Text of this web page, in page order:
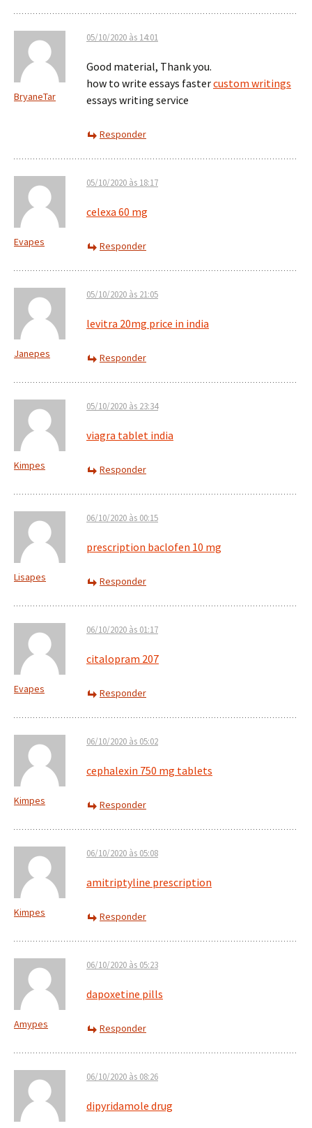
BryaneTar
05/10/2020 às 14:01
Good material, Thank you.
how to write essays fastercustom writings
essays writing service
Responder
Evapes
05/10/2020 às 18:17
celexa 60 mg
Responder
Janepes
05/10/2020 às 21:05
levitra 20mg price in india
Responder
Kimpes
05/10/2020 às 23:34
viagra tablet india
Responder
Lisapes
06/10/2020 às 00:15
prescription baclofen 10 mg
Responder
Evapes
06/10/2020 às 01:17
citalopram 207
Responder
Kimpes
06/10/2020 às 05:02
cephalexin 750 mg tablets
Responder
Kimpes
06/10/2020 às 05:08
amitriptyline prescription
Responder
Amypes
06/10/2020 às 05:23
dapoxetine pills
Responder
06/10/2020 às 08:26
dipyridamole drug